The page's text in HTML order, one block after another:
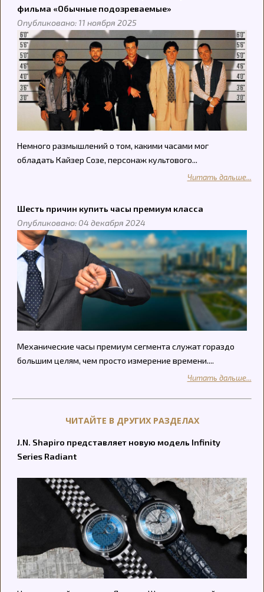
фильма «Обычные подозреваемые»
Опубликовано: 11 ноября 2025
Немного размышлений о том, какими часами мог
обладать Кайзер Созе, персонаж культового...
Читать дальше...
Шесть причин купить часы премиум класса
Опубликовано: 04 декабря 2024
Механические часы премиум сегмента служат гораздо
большим целям, чем просто измерение времени....
Читать дальше...
ЧИТАЙТЕ В ДРУГИХ РАЗДЕЛАХ
J.N. Shapiro представляет новую модель Infinity
Series Radiant